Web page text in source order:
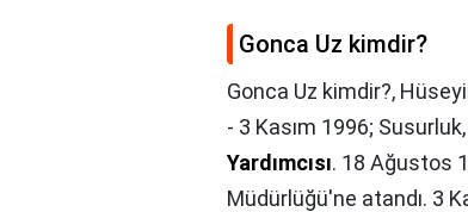
Gonca Uz kimdir?
Gonca Uz kimdir?,
- 3 Kasım 1996;
Yardımcısı. 18 Ağustos
Müdürlüğü'ne atandı. 3